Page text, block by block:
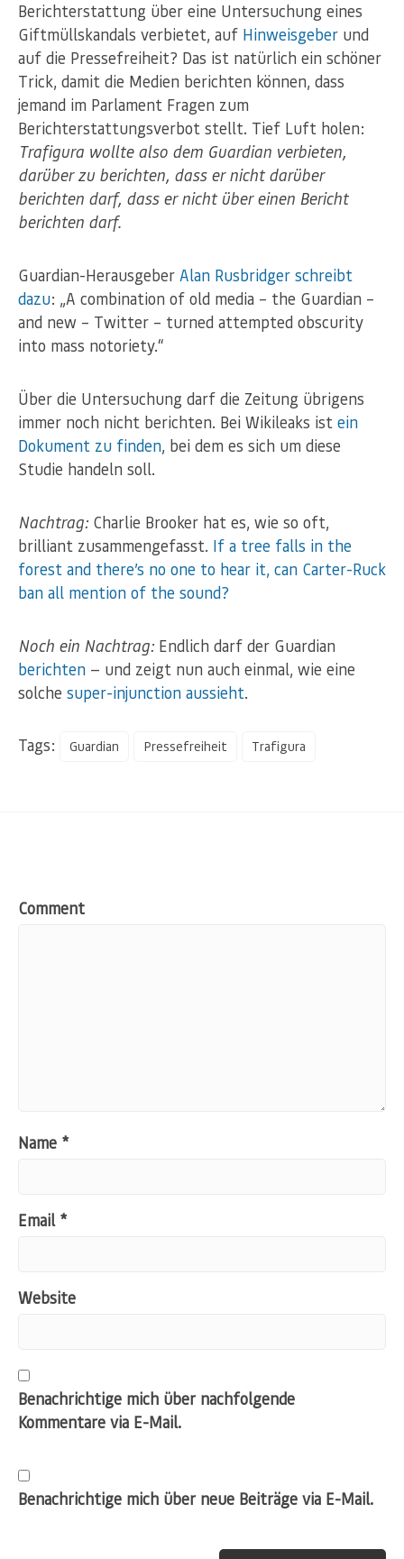
Berichterstattung über eine Untersuchung eines
Giftmüllskandals verbietet, auf Hinweisgeber und
auf die Pressefreiheit? Das ist natürlich ein schöner
Trick, damit die Medien berichten können, dass
jemand im Parlament Fragen zum
Berichterstattungsverbot stellt. Tief Luft holen:
Trafigura wollte also dem Guardian verbieten,
darüber zu berichten, dass er nicht darüber
berichten darf, dass er nicht über einen Bericht
berichten darf.
Guardian-Herausgeber Alan Rusbridger schreibt
dazu: „A combination of old media – the Guardian –
and new – Twitter – turned attempted obscurity
into mass notoriety.“
Über die Untersuchung darf die Zeitung übrigens
immer noch nicht berichten. Bei Wikileaks ist ein
Dokument zu finden, bei dem es sich um diese
Studie handeln soll.
Nachtrag: Charlie Brooker hat es, wie so oft,
brilliant zusammengefasst. If a tree falls in the
forest and there’s no one to hear it, can Carter-Ruck
ban all mention of the sound?
Noch ein Nachtrag: Endlich darf der Guardian
berichten — und zeigt nun auch einmal, wie eine
solche super-injunction aussieht.
Tags: Guardian Pressefreiheit Trafigura
Comment
Name *
Email *
Website
Benachrichtige mich über nachfolgende
Kommentare via E-Mail.
Benachrichtige mich über neue Beiträge via E-Mail.